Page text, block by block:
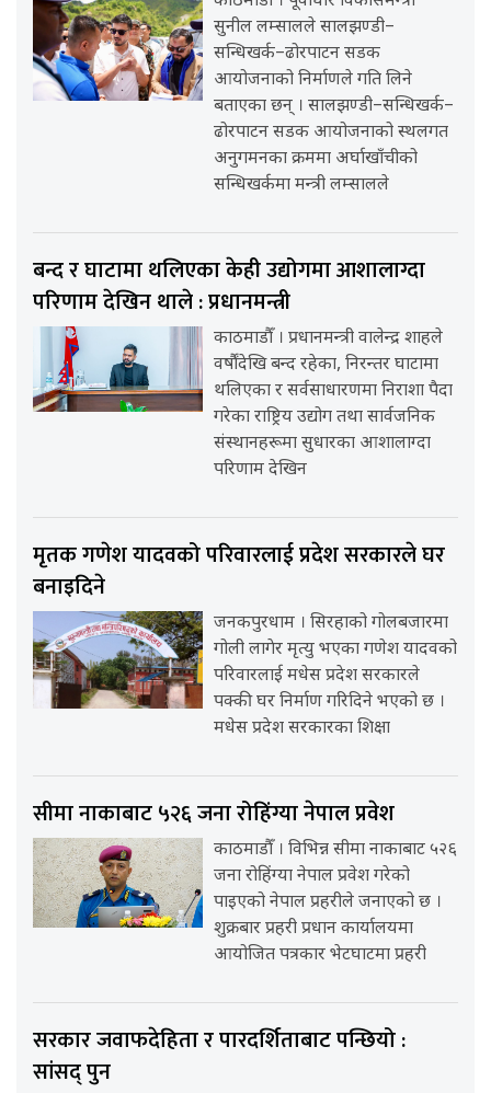
सुनील लम्सालले सालझण्डी–
सन्धिखर्क–ढोरपाटन सडक
आयोजनाको निर्माणले गति लिने
बताएका छन् । सालझण्डी–सन्धिखर्क–
ढोरपाटन सडक आयोजनाको स्थलगत
अनुगमनका क्रममा अर्घाखाँचीको
सन्धिखर्कमा मन्त्री लम्सालले
बन्द र घाटामा थलिएका केही उद्योगमा आशालाग्दा
परिणाम देखिन थाले : प्रधानमन्त्री
काठमाडौँ । प्रधानमन्त्री वालेन्द्र शाहले
वर्षौंदेखि बन्द रहेका, निरन्तर घाटामा
थलिएका र सर्वसाधारणमा निराशा पैदा
गरेका राष्ट्रिय उद्योग तथा सार्वजनिक
संस्थानहरूमा सुधारका आशालाग्दा
परिणाम देखिन
मृतक गणेश यादवको परिवारलाई प्रदेश सरकारले घर
बनाइदिने
जनकपुरधाम । सिरहाको गोलबजारमा
गोली लागेर मृत्यु भएका गणेश यादवको
परिवारलाई मधेस प्रदेश सरकारले
पक्की घर निर्माण गरिदिने भएको छ ।
मधेस प्रदेश सरकारका शिक्षा
सीमा नाकाबाट ५२६ जना रोहिंग्या नेपाल प्रवेश
काठमाडौँ । विभिन्न सीमा नाकाबाट ५२६
जना रोहिंग्या नेपाल प्रवेश गरेको
पाइएको नेपाल प्रहरीले जनाएको छ ।
शुक्रबार प्रहरी प्रधान कार्यालयमा
आयोजित पत्रकार भेटघाटमा प्रहरी
सरकार जवाफदेहिता र पारदर्शिताबाट पन्छियो :
सांसद् पुन